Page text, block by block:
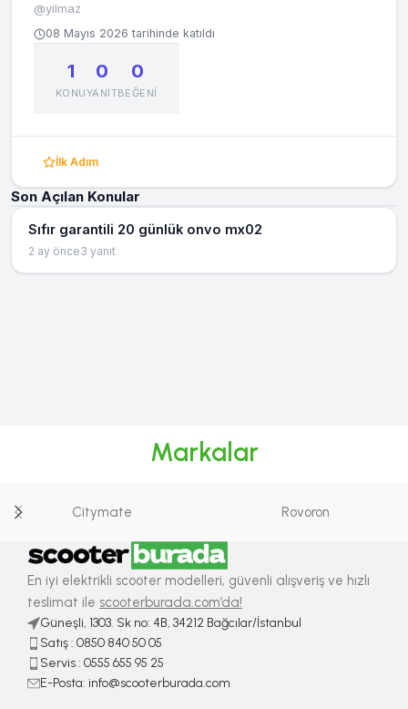
@yilmaz
08 Mayıs 2026 tarihinde katıldı
1
KONU
0
YANIT
0
BEĞENI
İlk Adım
Son Açılan Konular
Sıfır garantili 20 günlük onvo mx02
2 ay önce3 yanıt
Markalar
Citymate Rovoron
En iyi elektrikli scooter modelleri, güvenli alışveriş ve hızlı
teslimat ile scooterburada.com’da!
Güneşli, 1303. Sk no: 4B, 34212 Bağcılar/İstanbul
Satış : ⁠0850 840 50 05
Servis : 0555 655 95 25
E-Posta: info@scooterburada.com